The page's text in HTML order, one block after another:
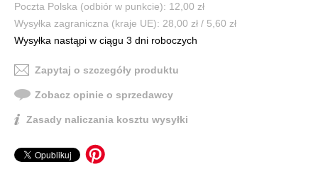
Poczta Polska (odbiór w punkcie): 12,00 zł
Wysyłka zagraniczna (kraje UE): 28,00 zł / 5,60 zł
Wysyłka nastąpi w ciągu 3 dni roboczych
Zapytaj o szczegóły produktu
Zobacz opinie o sprzedawcy
Zasady naliczania kosztu wysyłki